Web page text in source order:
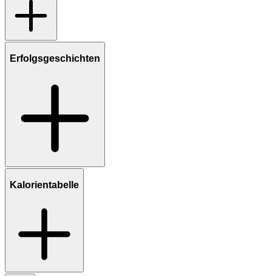
Erfolgsgeschichten
Kalorientabelle